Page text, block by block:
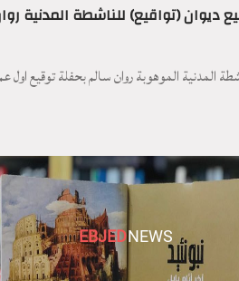
ديوان (تواقيع) للناشطة المدنية
المدنية الموهوبة روان سالم بحفلة توقيع اول
EBJEDNEWS